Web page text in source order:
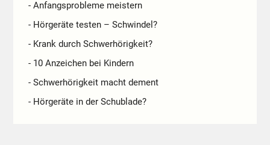
- Anfangsprobleme meistern
- Hörgeräte testen – Schwindel?
- Krank durch Schwerhörigkeit?
- 10 Anzeichen bei Kindern
- Schwerhörigkeit macht dement
- Hörgeräte in der Schublade?